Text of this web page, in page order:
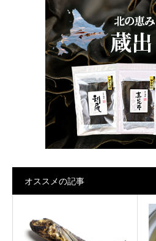
オススメの記事